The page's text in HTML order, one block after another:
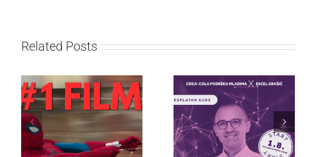
Related Posts
Najuspešnije otvaranje
studijskog filma u Srbiji:
Spajdermen: Novi dan
oborio rekord već prvog
Priključi se besplatnoj
regionalnoj AI edukaciji
i nauči kako da
veštačku inteligenciju